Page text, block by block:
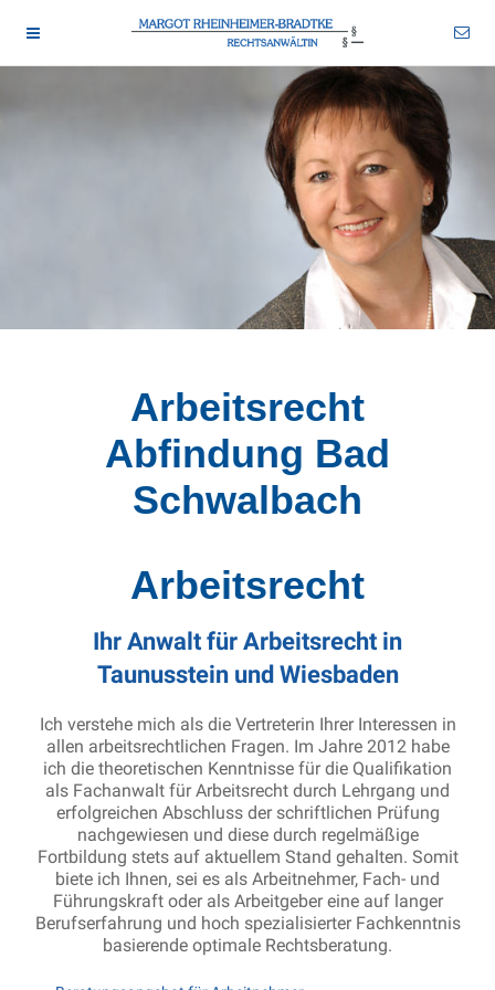
Arbeitsrecht
Abfindung Bad
Schwalbach
Arbeitsrecht
Ihr Anwalt für Arbeitsrecht in
Taunusstein und Wiesbaden
Ich verstehe mich als die Vertreterin Ihrer Interessen in
allen arbeitsrechtlichen Fragen. Im Jahre 2012 habe
ich die theoretischen Kenntnisse für die Qualifikation
als Fachanwalt für Arbeitsrecht durch Lehrgang und
erfolgreichen Abschluss der schriftlichen Prüfung
nachgewiesen und diese durch regelmäßige
Fortbildung stets auf aktuellem Stand gehalten. Somit
biete ich Ihnen, sei es als Arbeitnehmer, Fach- und
Führungskraft oder als Arbeitgeber eine auf langer
Berufserfahrung und hoch spezialisierter Fachkenntnis
basierende optimale Rechtsberatung.
rhbr-tstn 2026-08-08wid-13drtm-bns 2026-08-08